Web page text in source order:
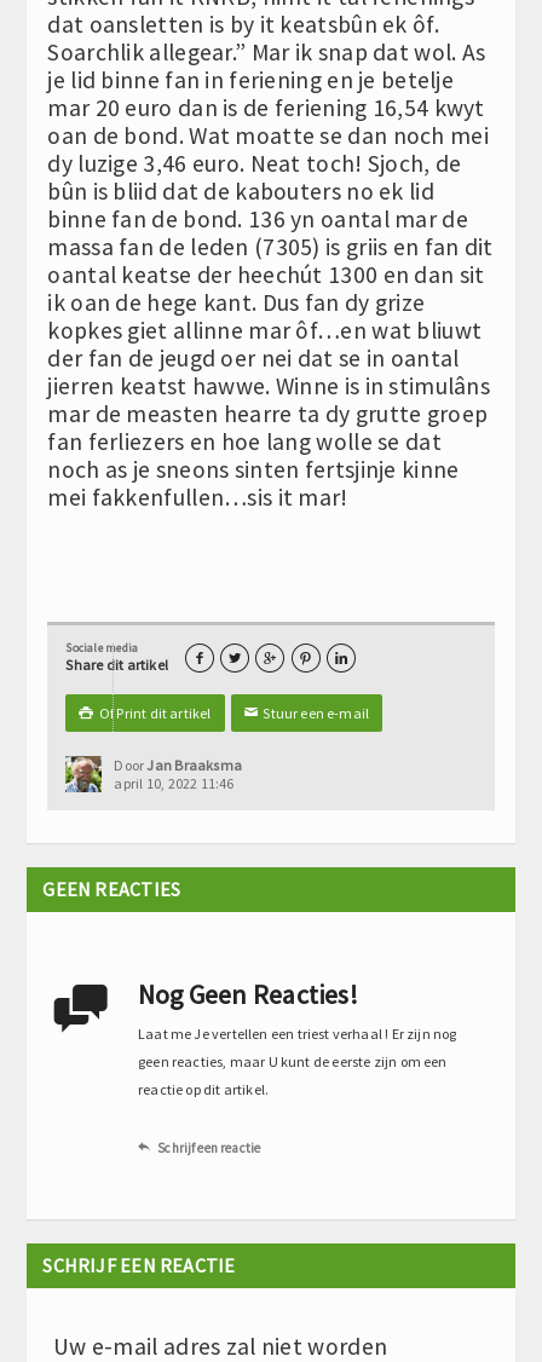
dat oansletten is by it keatsbûn ek ôf.
Soarchlik allegear.” Mar ik snap dat wol. As
je lid binne fan in feriening en je betelje
mar 20 euro dan is de feriening 16,54 kwyt
oan de bond. Wat moatte se dan noch mei
dy luzige 3,46 euro. Neat toch! Sjoch, de
bûn is bliid dat de kabouters no ek lid
binne fan de bond. 136 yn oantal mar de
massa fan de leden (7305) is griis en fan dit
oantal keatse der heechút 1300 en dan sit
ik oan de hege kant. Dus fan dy grize
kopkes giet allinne mar ôf…en wat bliuwt
der fan de jeugd oer nei dat se in oantal
jierren keatst hawwe. Winne is in stimulâns
mar de measten hearre ta dy grutte groep
fan ferliezers en hoe lang wolle se dat
noch as je sneons sinten fertsjinje kinne
mei fakkenfullen…sis it mar!
Sociale media
Share dit artikel     
 Of Print dit artikel ✉Stuur een e-mail
DoorJan Braaksma
april 10, 2022 11:46
GEEN REACTIES
 Nog Geen Reacties!
Laat me Je vertellen een triest verhaal ! Er zijn nog
geen reacties, maar U kunt de eerste zijn om een
reactie op dit artikel.
 Schrijf een reactie
SCHRIJF EEN REACTIE
Uw e-mail adres zal niet worden